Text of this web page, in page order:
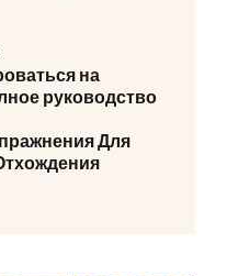
на
руководство
Для